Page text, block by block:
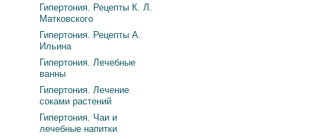
Гипертония. Рецепты К. Л.
Матковского
Гипертония. Рецепты А.
Ильина
Гипертония. Лечебные
ванны
Гипертония. Лечение
соками растений
Гипертония. Чаи и
лечебные напитки